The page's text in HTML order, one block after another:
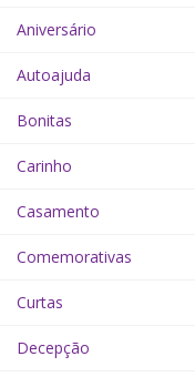
Aniversário
Autoajuda
Bonitas
Carinho
Casamento
Comemorativas
Curtas
Decepção